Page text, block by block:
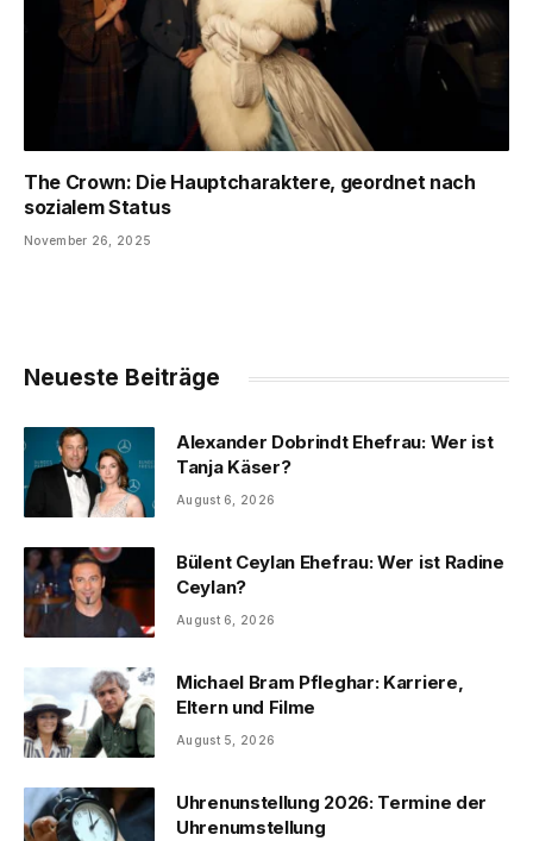
The Crown: Die Hauptcharaktere, geordnet nach
sozialem Status
November 26, 2025
Neueste Beiträge
Alexander Dobrindt Ehefrau: Wer ist
Tanja Käser?
August 6, 2026
Bülent Ceylan Ehefrau: Wer ist Radine
Ceylan?
August 6, 2026
Michael Bram Pfleghar: Karriere,
Eltern und Filme
August 5, 2026
Uhrenunstellung 2026: Termine der
Uhrenumstellung